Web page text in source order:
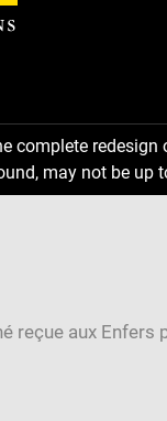
complete
may not be up
CAROUSEL